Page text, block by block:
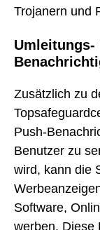
Trojanern und
Umleitungs-
Zusätzlich zu
Push-
Benutzer zu
wird, kann die
Software,
werben. Diese